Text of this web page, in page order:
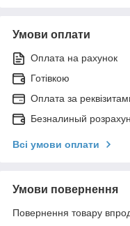
Умови оплати
Оплата на рахунок
Готівкою
Оплата за
Безналиный
Всі умови оплати
Умови повернення
Повернення товару